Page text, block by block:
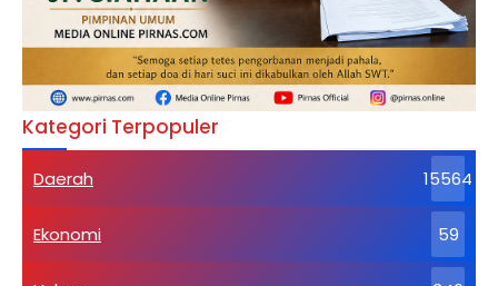
Kategori Terpopuler
Daerah 15564
Ekonomi 59